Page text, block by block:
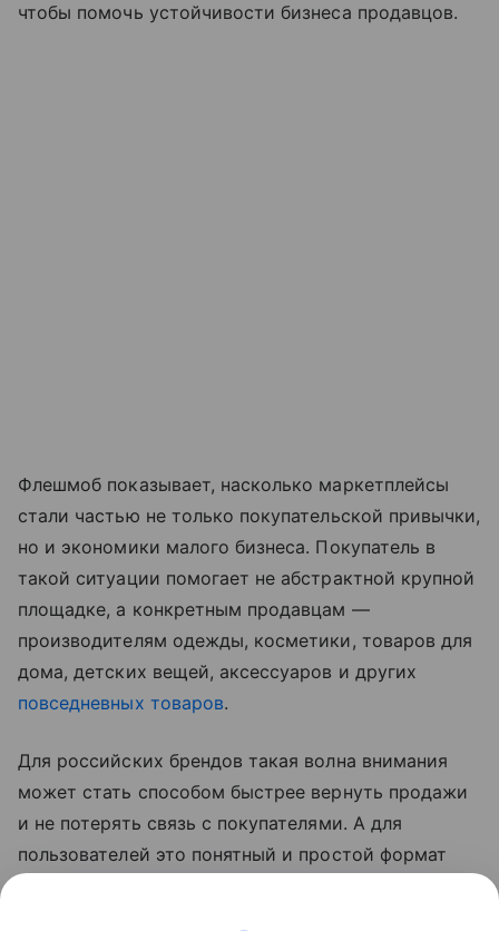
чтобы помочь устойчивости бизнеса продавцов.
Флешмоб показывает, насколько маркетплейсы
стали частью не только покупательской привычки,
но и экономики малого бизнеса. Покупатель в
такой ситуации помогает не абстрактной крупной
площадке, а конкретным продавцам —
производителям одежды, косметики, товаров для
дома, детских вещей, аксессуаров и других
повседневных товаров.
Для российских брендов такая волна внимания
может стать способом быстрее вернуть продажи
и не потерять связь с покупателями. А для
пользователей это понятный и простой формат